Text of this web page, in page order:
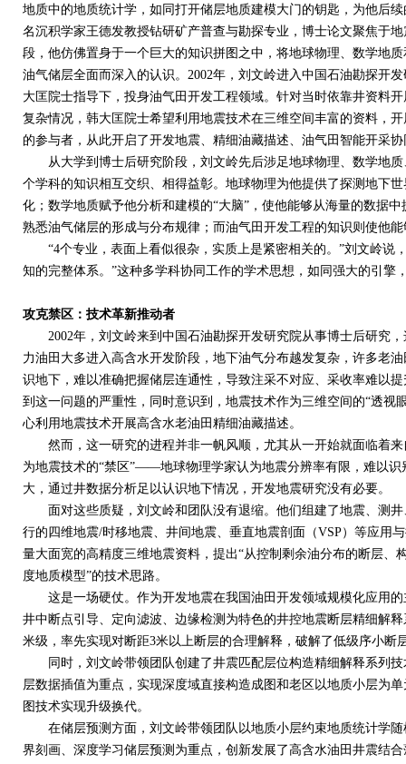
地质中的地质统计学，如同打开储层地质建模大门的钥匙，为他后
名沉积学家王德发教授钻研矿产普查与勘探专业，博士论文聚焦于
段，他仿佛置身于一个巨大的知识拼图之中，将地球物理、数学地
油气储层全面而深入的认识。 2002年，刘文岭进入中国石油勘探开
大匡院士指导下，投身油气田开发工程领域。针对当时依靠井资料
复杂情况，韩大匡院士希望利用地震技术在三维空间丰富的资料，
的参与者，从此开启了开发地震、精细油藏描述、油气田智能开采
从大学到博士后研究阶段，刘文岭先后涉足地球物理、数学地质
个学科的知识相互交织、相得益彰。地球物理为他提供了探测地下
化；数学地质赋予他分析和建模的“大脑”，使他能够从海量的数据
熟悉油气储层的形成与分布规律；而油气田开发工程的知识则使他
“4个专业，表面上看似很杂，实质上是紧密相关的。”刘文岭说
知的完整体系。”这种多学科协同工作的学术思想，如同强大的引擎
攻克禁区：技术革新推动者
2002年，刘文岭来到中国石油勘探开发研究院从事博士后研究
力油田大多进入高含水开发阶段，地下油气分布越发复杂，许多老
识地下，难以准确把握储层连通性，导致注采不对应、采收率难以
到这一问题的严重性，同时意识到，地震技术作为三维空间的“透视
心利用地震技术开展高含水老油田精细油藏描述。
然而，这一研究的进程并非一帆风顺，尤其从一开始就面临着来
为地震技术的“禁区”——地球物理学家认为地震分辨率有限，难以
大，通过井数据分析足以认识地下情况，开发地震研究没有必要。
面对这些质疑，刘文岭和团队没有退缩。他们组建了地震、测井
行的四维地震/时移地震、井间地震、垂直地震剖面（VSP）等应用
量大面宽的高精度三维地震资料，提出“从控制剩余油分布的断层、
度地质模型”的技术思路。
这是一场硬仗。作为开发地震在我国油田开发领域规模化应用的
井中断点引导、定向滤波、边缘检测为特色的井控地震断层精细解
米级，率先实现对断距3米以上断层的合理解释，破解了低级序小断
同时，刘文岭带领团队创建了井震匹配层位构造精细解释系列技
层数据插值为重点，实现深度域直接构造成图和老区以地质小层为
图技术实现升级换代。
在储层预测方面，刘文岭带领团队以地质小层约束地质统计学随
界刻画、深度学习储层预测为重点，创新发展了高含水油田井震结